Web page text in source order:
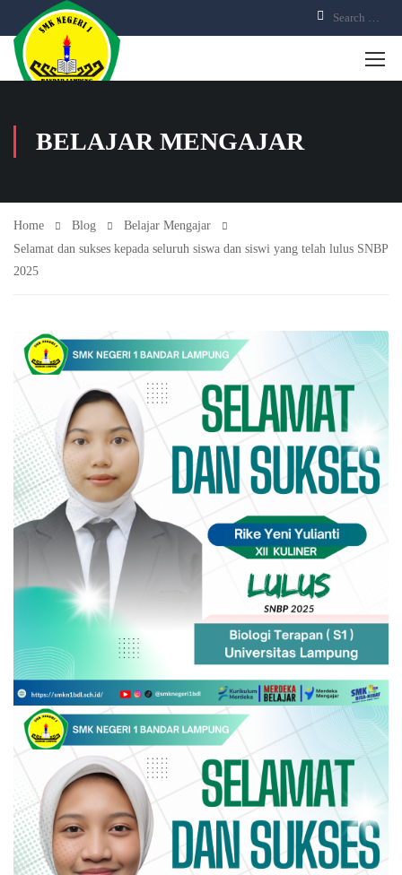
BELAJAR MENGAJAR
Home Blog
Belajar Mengajar
Selamat dan sukses kepada seluruh siswa dan siswi yang telah lulus SNBP
2025